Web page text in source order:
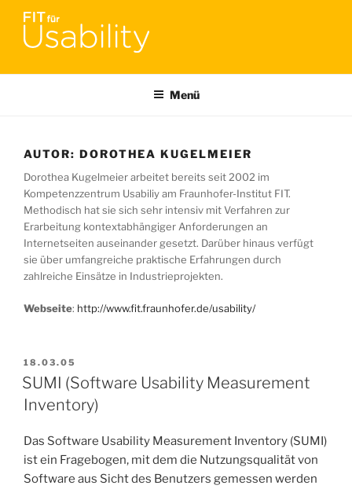
Zum
Inhalt
springen
FIT FÜR USABILITY
Menü
AUTOR: DOROTHEA KUGELMEIER
Dorothea Kugelmeier arbeitet bereits seit 2002 im
Kompetenzzentrum Usabiliy am Fraunhofer-Institut FIT.
Methodisch hat sie sich sehr intensiv mit Verfahren zur
Erarbeitung kontextabhängiger Anforderungen an
Internetseiten auseinander gesetzt. Darüber hinaus verfügt
sie über umfangreiche praktische Erfahrungen durch
zahlreiche Einsätze in Industrieprojekten.
Webseite: http://www.fit.fraunhofer.de/usability/
VERÖFFENTLICHT
AM
18.03.05
SUMI (Software Usability Measurement
Inventory)
Das Software Usability Measurement Inventory (SUMI)
ist ein Fragebogen, mit dem die Nutzungsqualität von
Software aus Sicht des Benutzers gemessen werden